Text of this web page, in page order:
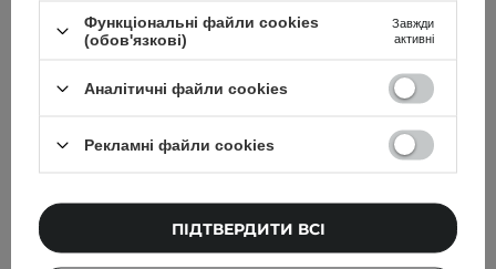
SPF50+ PA++++ - Cонцезахисний крем - 50ml
599,00 ГРН
569,00 ГРН
Функціональні файли cookies
(обов'язкові)
Завжди
активні
Аналітичні файли cookies
Рекламні файли cookies
ПІДТВЕРДИТИ ВСІ